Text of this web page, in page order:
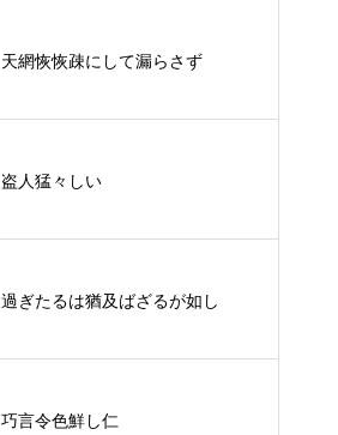
天網恢恢疎にして漏らさず
盗人猛々しい
過ぎたるは猶及ばざるが如し
巧言令色鮮し仁